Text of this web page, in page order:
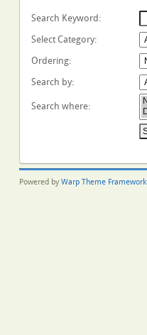
Search Keyword :
Select Category:
Ordering:
Search by:
Search where:
Powered by Warp Theme Framework